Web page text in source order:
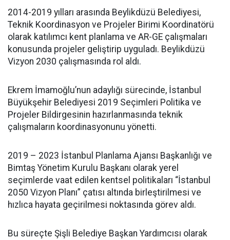
2014-2019 yılları arasında Beylikdüzü Belediyesi,
Teknik Koordinasyon ve Projeler Birimi Koordinatörü
olarak katılımcı kent planlama ve AR-GE çalışmaları
konusunda projeler geliştirip uyguladı. Beylikdüzü
Vizyon 2030 çalışmasında rol aldı.
Ekrem İmamoğlu’nun adaylığı sürecinde, İstanbul
Büyükşehir Belediyesi 2019 Seçimleri Politika ve
Projeler Bildirgesinin hazırlanmasında teknik
çalışmaların koordinasyonunu yönetti.
2019 – 2023 İstanbul Planlama Ajansı Başkanlığı ve
Bimtaş Yönetim Kurulu Başkanı olarak yerel
seçimlerde vaat edilen kentsel politikaları “İstanbul
2050 Vizyon Planı” çatısı altında birleştirilmesi ve
hızlıca hayata geçirilmesi noktasında görev aldı.
Bu süreçte Şişli Belediye Başkan Yardımcısı olarak